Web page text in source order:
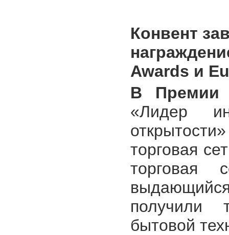
Конвент
Awards и
В Премии
«Лидер
торговая
торговая
получили
бытовой